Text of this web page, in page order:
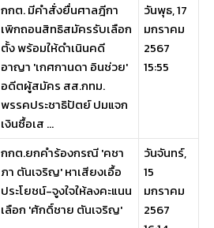
กกต. มีคำสั่งยื่นศาลฎีกา
เพิกถอนสิทธิสมัครรับเลือก
ตั้ง พร้อมให้ดำเนินคดี
อาญา 'เกศกานดา อินช่วย'
อดีตผู้สมัคร สส.กทม.
พรรคประชาธิปัตย์ ปมแจก
เงินซื้อเส ...
วันพุธ, 17
มกราคม
2567
15:55
กกต.ยกคำร้องกรณี 'คชา
ภา ตันเจริญ' หาเสียงเอื้อ
ประโยชน์-จูงใจให้ลงคะแนน
เลือก 'ศักดิ์ชาย ตันเจริญ'
วันจันทร์,
15
มกราคม
2567